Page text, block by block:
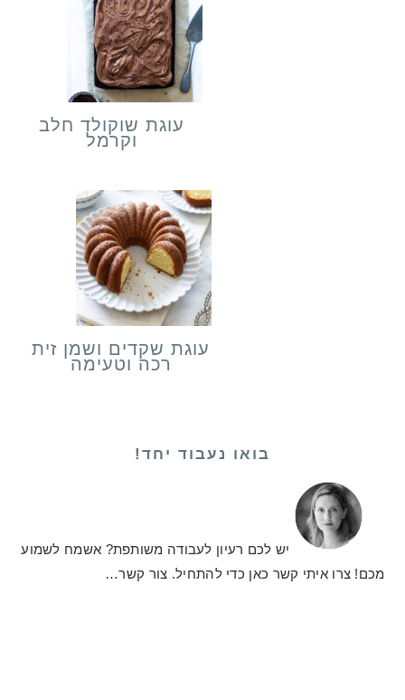
עוגת שוקולד חלב
וקרמל
עוגת שקדים ושמן זית
רכה וטעימה
בואו נעבוד יחד!
יש לכם רעיון לעבודה משותפת? אשמח לשמוע
מכם! צרו איתי קשר כאן כדי להתחיל. צור קשר…